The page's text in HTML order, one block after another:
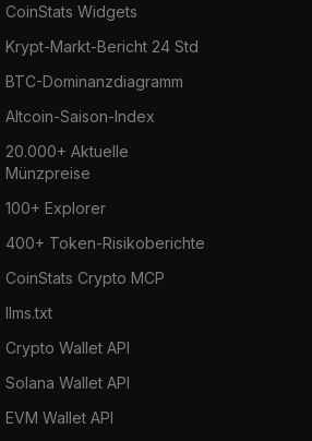
CoinStats Widgets
Krypt-Markt-Bericht 24 Std
BTC-Dominanzdiagramm
Altcoin-Saison-Index
20.000+ Aktuelle
Münzpreise
100+ Explorer
400+ Token-Risikoberichte
CoinStats Crypto MCP
llms.txt
Crypto Wallet API
Solana Wallet API
EVM Wallet API